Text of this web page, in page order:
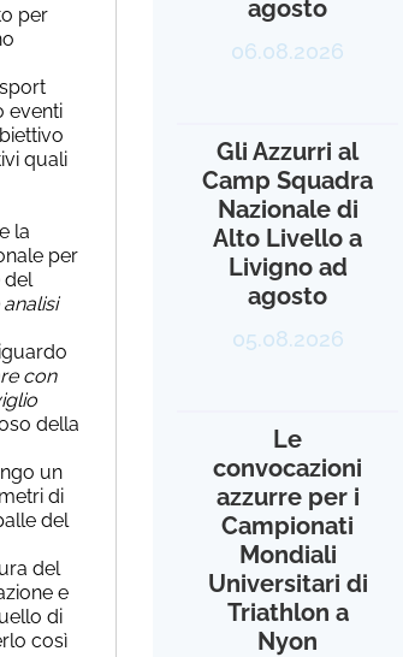
per
eventi
quali
la
per
del
con
della
un
di
del
del
e
di
così
agosto
06.08.2026
Gli Azzurri al
Camp Squadra
Nazionale di
Alto Livello a
Livigno ad
agosto
05.08.2026
Le
convocazioni
azzurre per i
Campionati
Mondiali
Universitari di
Triathlon a
Nyon